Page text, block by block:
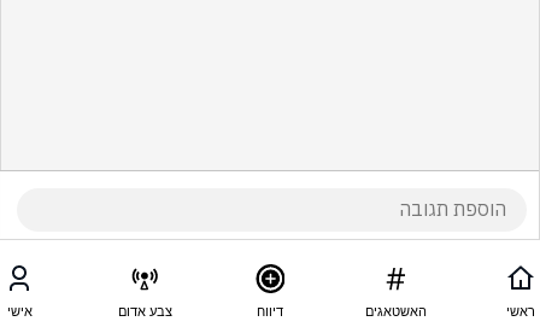
ראשי האשטאגים דיווח צבע אדום אישי